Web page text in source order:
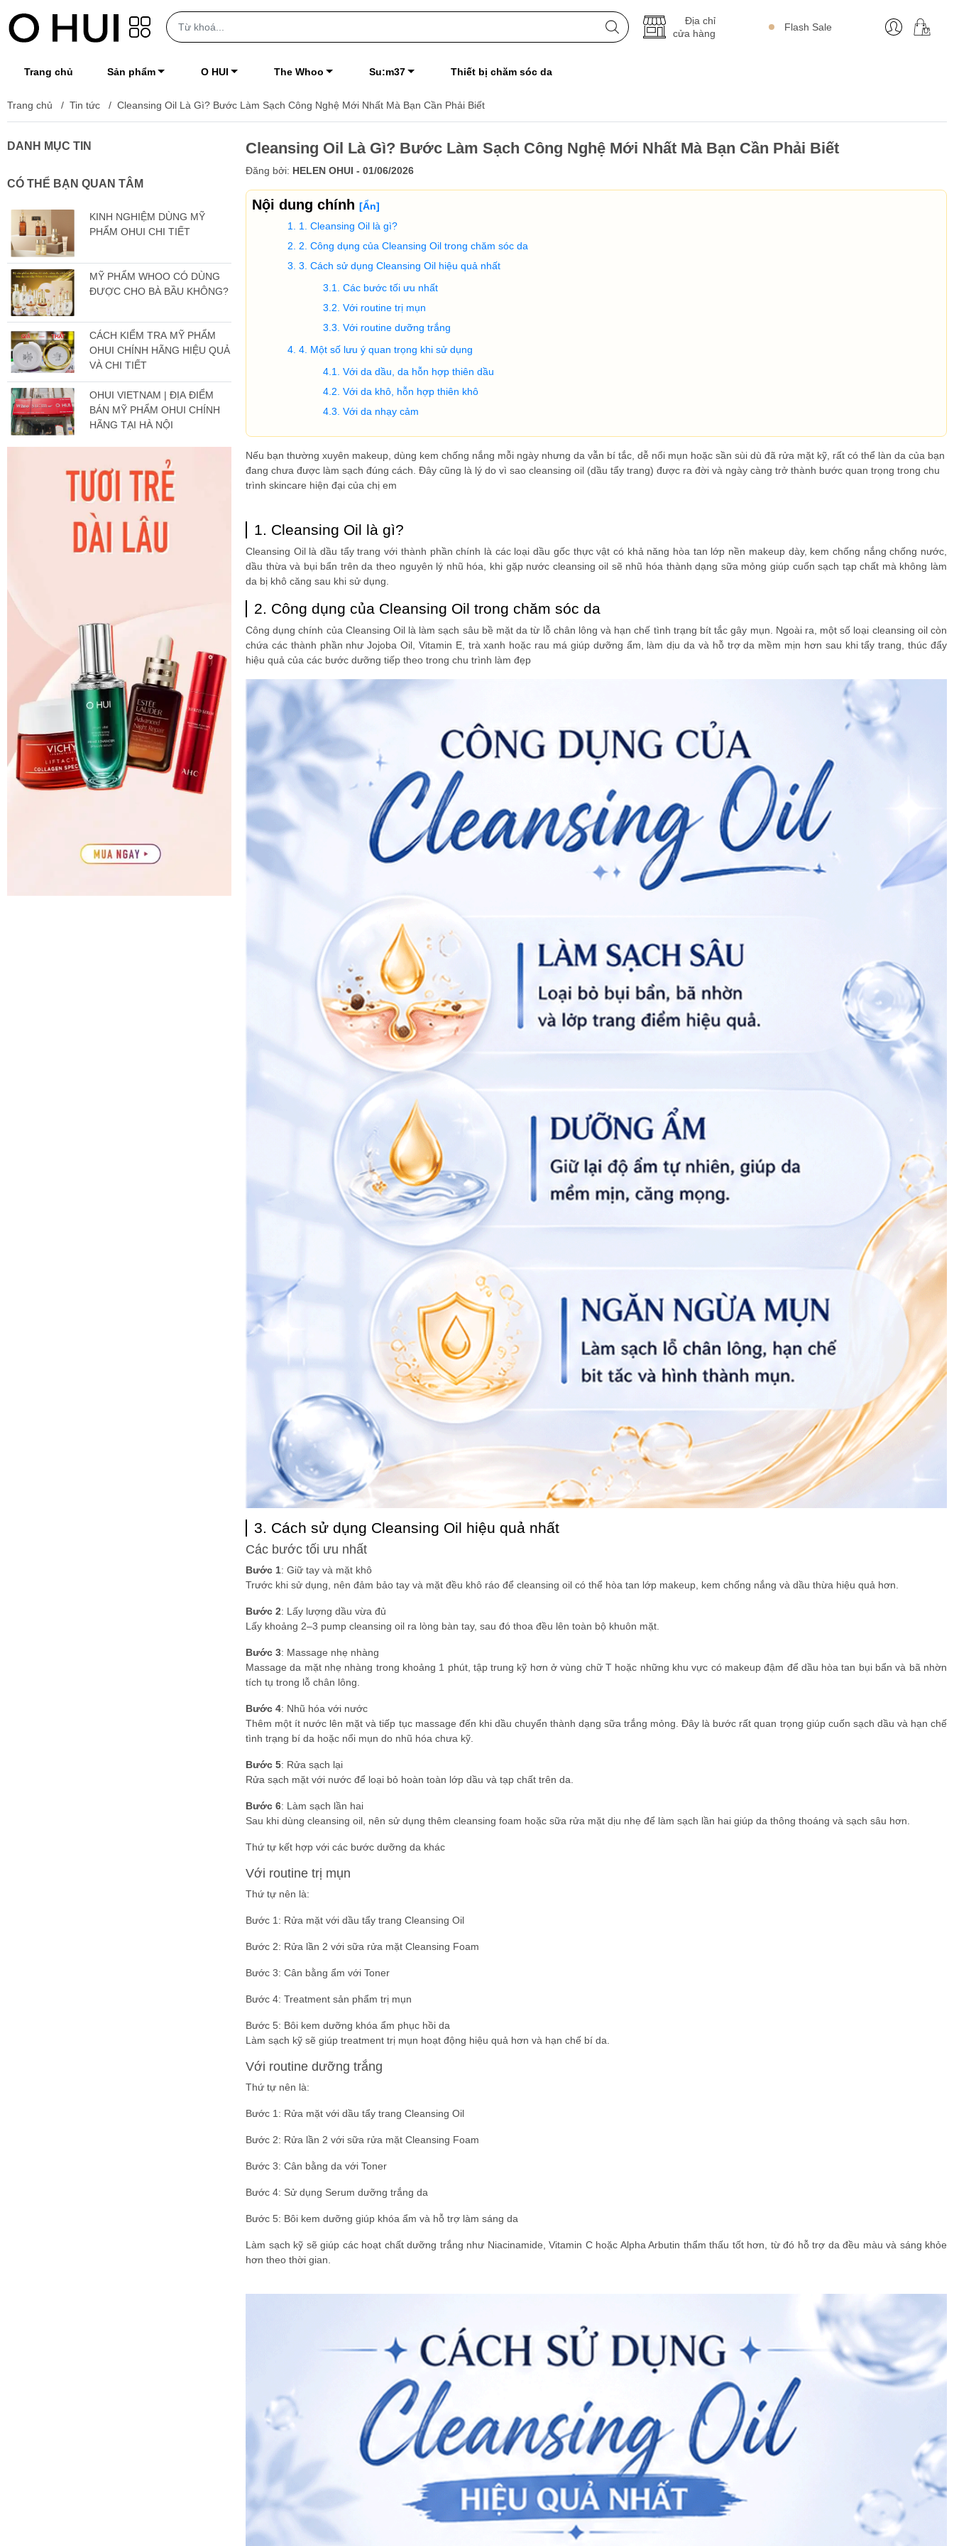
Địa chỉ
cửa hàng
Flash Sale
Trang chủ Sản phẩm O HUI The Whoo Su:m37 Thiết bị chăm sóc da
Trang chủ / Tin tức / Cleansing Oil Là Gì? Bước Làm Sạch Công Nghệ Mới Nhất Mà Bạn Cần Phải Biết
Cleansing Oil Là Gì? Bước Làm Sạch Công Nghệ Mới Nhất Mà Bạn Cần Phải Biết
Đăng bởi: HELEN OHUI - 01/06/2026
Nội dung chính [Ẩn]
1. Cleansing Oil là gì?
2. Công dụng của Cleansing Oil trong chăm sóc da
3. Cách sử dụng Cleansing Oil hiệu quả nhất
Các bước tối ưu nhất
Với routine trị mụn
Với routine dưỡng trắng
4. Một số lưu ý quan trọng khi sử dụng
Với da dầu, da hỗn hợp thiên dầu
Với da khô, hỗn hợp thiên khô
Với da nhạy cảm
Nếu bạn thường xuyên makeup, dùng kem chống nắng mỗi ngày nhưng da vẫn bí tắc, dễ nổi mụn hoặc sần sùi dù đã rửa mặt kỹ, rất có thể làn da của bạn
đang chưa được làm sạch đúng cách. Đây cũng là lý do vì sao cleansing oil (dầu tẩy trang) được ra đời và ngày càng trở thành bước quan trọng trong chu
trình skincare hiện đại của chị em
1. Cleansing Oil là gì?
Cleansing Oil là dầu tẩy trang với thành phần chính là các loại dầu gốc thực vật có khả năng hòa tan lớp nền makeup dày, kem chống nắng chống nước,
dầu thừa và bụi bẩn trên da theo nguyên lý nhũ hóa, khi gặp nước cleansing oil sẽ nhũ hóa thành dạng sữa mỏng giúp cuốn sạch tạp chất mà không làm
da bị khô căng sau khi sử dụng.
2. Công dụng của Cleansing Oil trong chăm sóc da
Công dụng chính của Cleansing Oil là làm sạch sâu bề mặt da từ lỗ chân lông và hạn chế tình trạng bít tắc gây mụn. Ngoài ra, một số loại cleansing oil còn
chứa các thành phần như Jojoba Oil, Vitamin E, trà xanh hoặc rau má giúp dưỡng ẩm, làm dịu da và hỗ trợ da mềm mịn hơn sau khi tẩy trang, thúc đẩy
hiệu quả của các bước dưỡng tiếp theo trong chu trình làm đẹp
3. Cách sử dụng Cleansing Oil hiệu quả nhất
Các bước tối ưu nhất
Bước 1: Giữ tay và mặt khô
Trước khi sử dụng, nên đảm bảo tay và mặt đều khô ráo để cleansing oil có thể hòa tan lớp makeup, kem chống nắng và dầu thừa hiệu quả hơn.
Bước 2: Lấy lượng dầu vừa đủ
Lấy khoảng 2–3 pump cleansing oil ra lòng bàn tay, sau đó thoa đều lên toàn bộ khuôn mặt.
Bước 3: Massage nhẹ nhàng
Massage da mặt nhẹ nhàng trong khoảng 1 phút, tập trung kỹ hơn ở vùng chữ T hoặc những khu vực có makeup đậm để dầu hòa tan bụi bẩn và bã nhờn
tích tụ trong lỗ chân lông.
Bước 4: Nhũ hóa với nước
Thêm một ít nước lên mặt và tiếp tục massage đến khi dầu chuyển thành dạng sữa trắng mỏng. Đây là bước rất quan trọng giúp cuốn sạch dầu và hạn chế
tình trạng bí da hoặc nổi mụn do nhũ hóa chưa kỹ.
Bước 5: Rửa sạch lại
Rửa sạch mặt với nước để loại bỏ hoàn toàn lớp dầu và tạp chất trên da.
Bước 6: Làm sạch lần hai
Sau khi dùng cleansing oil, nên sử dụng thêm cleansing foam hoặc sữa rửa mặt dịu nhẹ để làm sạch lần hai giúp da thông thoáng và sạch sâu hơn.
Thứ tự kết hợp với các bước dưỡng da khác
Với routine trị mụn
Thứ tự nên là:
Bước 1: Rửa mặt với dầu tẩy trang Cleansing Oil
Bước 2: Rửa lần 2 với sữa rửa mặt Cleansing Foam
Bước 3: Cân bằng ẩm với Toner
Bước 4: Treatment sản phẩm trị mụn
Bước 5: Bôi kem dưỡng khóa ẩm phục hồi da
Làm sạch kỹ sẽ giúp treatment trị mụn hoạt động hiệu quả hơn và hạn chế bí da.
Với routine dưỡng trắng
Thứ tự nên là:
Bước 1: Rửa mặt với dầu tẩy trang Cleansing Oil
Bước 2: Rửa lần 2 với sữa rửa mặt Cleansing Foam
Bước 3: Cân bằng da với Toner
Bước 4: Sử dụng Serum dưỡng trắng da
Bước 5: Bôi kem dưỡng giúp khóa ẩm và hỗ trợ làm sáng da
Làm sạch kỹ sẽ giúp các hoạt chất dưỡng trắng như Niacinamide, Vitamin C hoặc Alpha Arbutin thẩm thấu tốt hơn, từ đó hỗ trợ da đều màu và sáng khỏe
hơn theo thời gian.
DANH MỤC TIN
CÓ THỂ BẠN QUAN TÂM
KINH NGHIỆM DÙNG MỸ
PHẨM OHUI CHI TIẾT
MỸ PHẨM WHOO CÓ DÙNG
ĐƯỢC CHO BÀ BẦU KHÔNG?
CÁCH KIỂM TRA MỸ PHẨM
OHUI CHÍNH HÃNG HIỆU QUẢ
VÀ CHI TIẾT
OHUI VIETNAM | ĐỊA ĐIỂM
BÁN MỸ PHẨM OHUI CHÍNH
HÃNG TẠI HÀ NỘI